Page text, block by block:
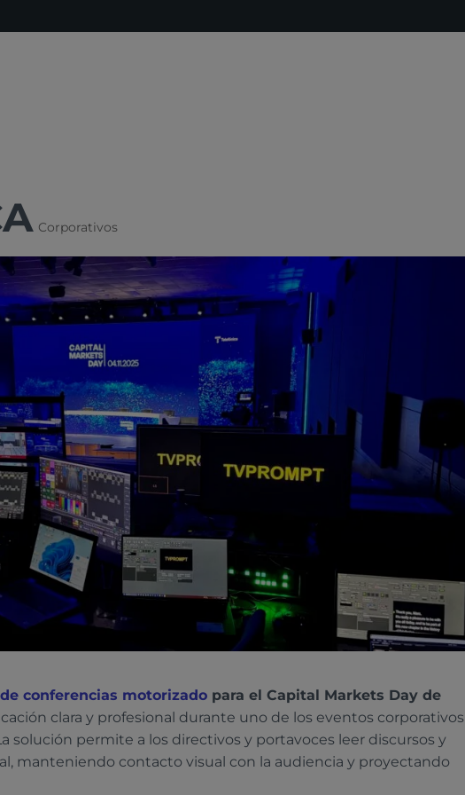
Corporativos
conferencias motorizado para el Capital Markets Day de
clara y profesional durante uno de los eventos corporativos
solución permite a los directivos y portavoces leer discursos y
manteniendo contacto visual con la audiencia y proyectando